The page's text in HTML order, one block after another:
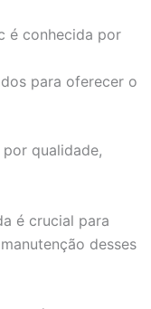
é conhecida por
para oferecer o
qualidade,
é crucial para
desses